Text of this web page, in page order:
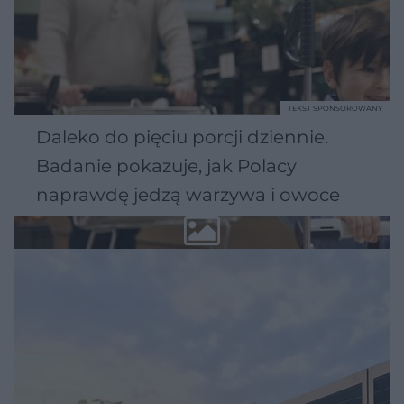
Daleko do pięciu porcji dziennie.
Badanie pokazuje, jak Polacy
naprawdę jedzą warzywa i owoce
TEKST SPONSOROWANY